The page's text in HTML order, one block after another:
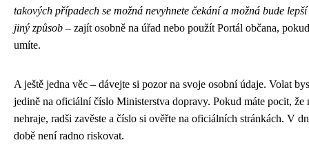
takových případech se možná nevyhnete čekání a možná bude lepší
jiný způsob – zajít osobně na úřad nebo použít Portál občana,
umíte.
A ještě jedna věc – dávejte si pozor na svoje osobní údaje. Volat
jedině na oficiální číslo Ministerstva dopravy. Pokud máte pocit, že
nehraje, radši zavěste a číslo si ověřte na oficiálních stránkách. V
době není radno riskovat.